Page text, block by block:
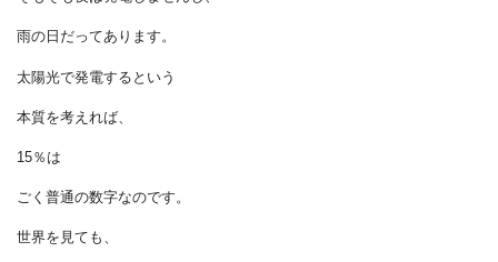
日本国内における
1年間（8760時間）の日射量を、
基準とする強い日射量に
換算すると、
太平洋側の地域で